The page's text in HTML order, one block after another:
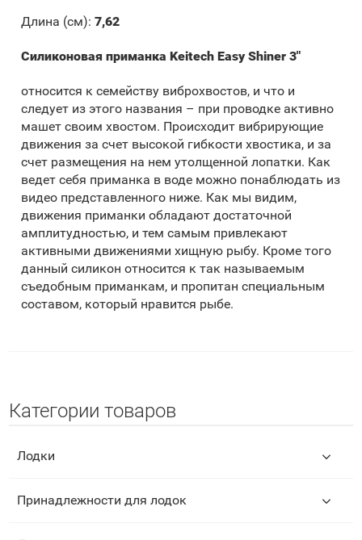
Длина (см): 7,62
Силиконовая приманка Keitech Easy Shiner 3"
относится к семейству виброхвостов, и что и
следует из этого названия – при проводке активно
машет своим хвостом. Происходит вибрирующие
движения за счет высокой гибкости хвостика, и за
счет размещения на нем утолщенной лопатки. Как
ведет себя приманка в воде можно понаблюдать из
видео представленного ниже. Как мы видим,
движения приманки обладают достаточной
амплитудностью, и тем самым привлекают
активными движениями хищную рыбу. Кроме того
данный силикон относится к так называемым
съедобным приманкам, и пропитан специальным
составом, который нравится рыбе.
Категории товаров
Лодки
Принадлежности для лодок